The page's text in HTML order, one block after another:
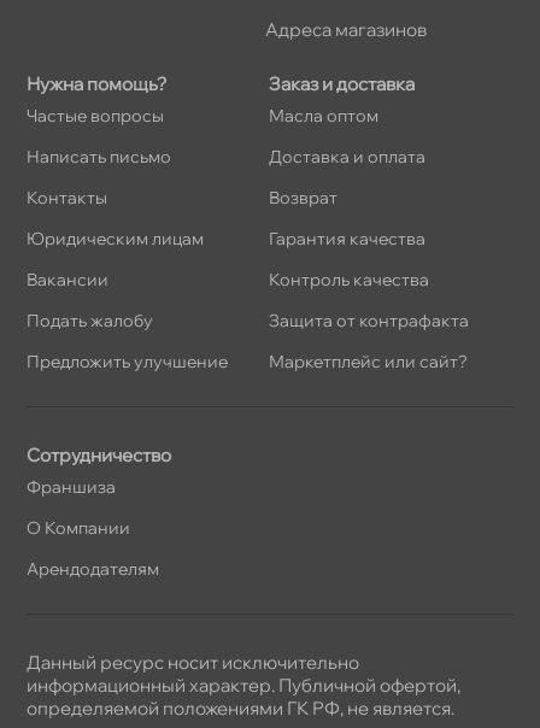
Нужна помощь?
Частые вопросы
Написать письмо
Контакты
Юридическим лицам
акансии
Подать жалобу
Предложить улучшение
Заказ и доставка
Масла оптом
Доставка и оплата
озврат
Гарантия качества
Контроль качества
Защита от контрафакта
Маркетплейс или сайт?
Сотрудничество
Франшиза
О Компании
Арендодателям
Адреса магазино
Данный ресурс носит исключительно
информационный характер. Публичной офертой,
определяемой положениями ГК РФ, не является.